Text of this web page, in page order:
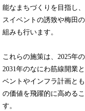
能なまちづくりを目指し
スイベントの誘致や梅田
組みも行います。
これらの施策は、2025年
2031年のなにわ筋線開業
ベントやインフラ計画と
の価値を飛躍的に高める
す。